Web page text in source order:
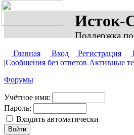
Исток-
Поддержка
Главная Вход Регистрация
|Сообщения без ответов Активные
Форумы
Учётное имя:
Пароль:
Входить автоматически